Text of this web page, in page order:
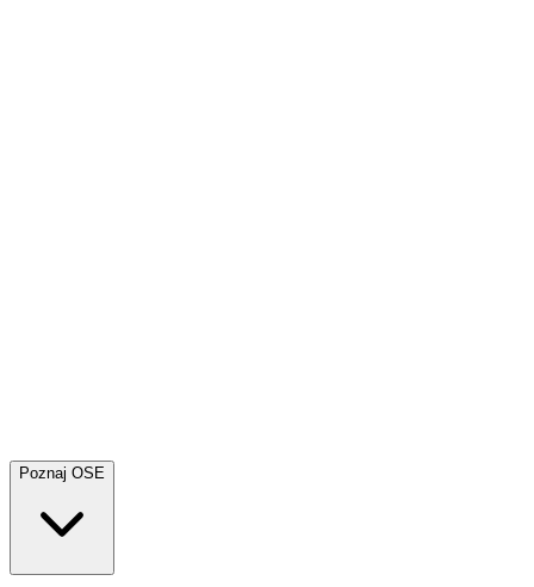
Poznaj OSE